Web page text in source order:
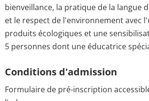
bienveillance, la pratique de la langue
et le respect de l'environnement avec
produits écologiques et une
5 personnes dont une éducatrice
Conditions d'admission
Formulaire de pré-inscription